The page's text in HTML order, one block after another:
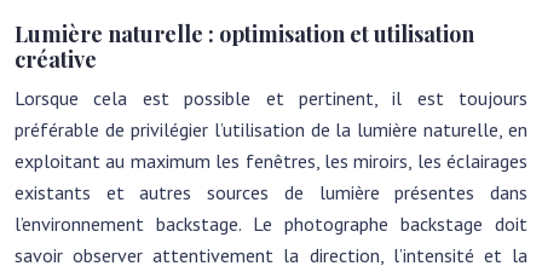
Lumière naturelle : optimisation et utilisation
créative
Lorsque cela est possible et pertinent, il est toujours
préférable de privilégier l’utilisation de la lumière naturelle, en
exploitant au maximum les fenêtres, les miroirs, les éclairages
existants et autres sources de lumière présentes dans
l’environnement backstage. Le photographe backstage doit
savoir observer attentivement la direction, l’intensité et la